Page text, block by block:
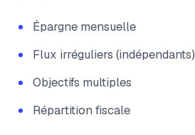
Épargne mensuelle
Flux irréguliers (indépendants)
Objectifs multiples
Répartition fiscale